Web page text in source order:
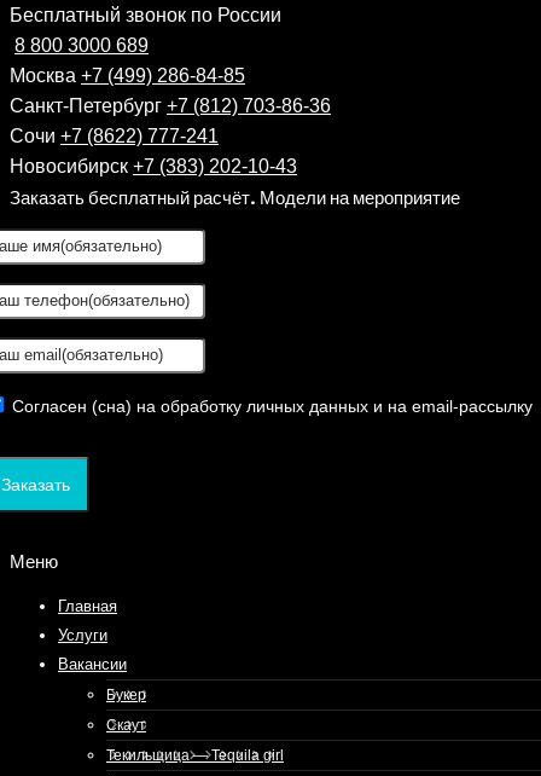
Бесплатный звонок по России
8 800 3000 689
Москва +7 (499) 286-84-85
Санкт-Петербург +7 (812) 703-86-36
Сочи +7 (8622) 777-241
Новосибирск +7 (383) 202-10-43
Заказать бесплатный расчёт. Модели на мероприятие
Согласен (сна) на обработку личных данных и на email-рассылку
Заказать
Меню
Главная
Услуги
Вакансии
Букер
Скаут
Текильщица — Tequila girl